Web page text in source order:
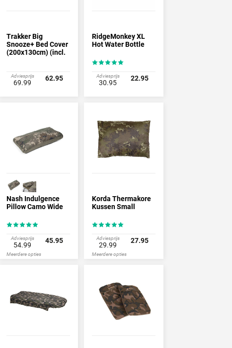
Trakker Big
Snooze+ Bed Cover
(200x130cm) (incl.
Adviesprijs
69.99
62.95
RidgeMonkey XL
Hot Water Bottle
Adviesprijs
30.95
22.95
Nash Indulgence
Pillow Camo Wide
Adviesprijs
54.99
45.95
Meerdere opties
Korda Thermakore
Kussen Small
Adviesprijs
29.99
27.95
Meerdere opties